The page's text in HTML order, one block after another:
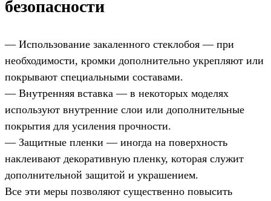
безопасности
— Использование закаленного стеклобоя — при
необходимости, кромки дополнительно укрепляют или
покрывают специальными составами.
— Внутренняя вставка — в некоторых моделях
используют внутренние слои или дополнительные
покрытия для усиления прочности.
— Защитные пленки — иногда на поверхность
наклеивают декоративную пленку, которая служит
дополнительной защитой и украшением.
Все эти меры позволяют существенно повысить